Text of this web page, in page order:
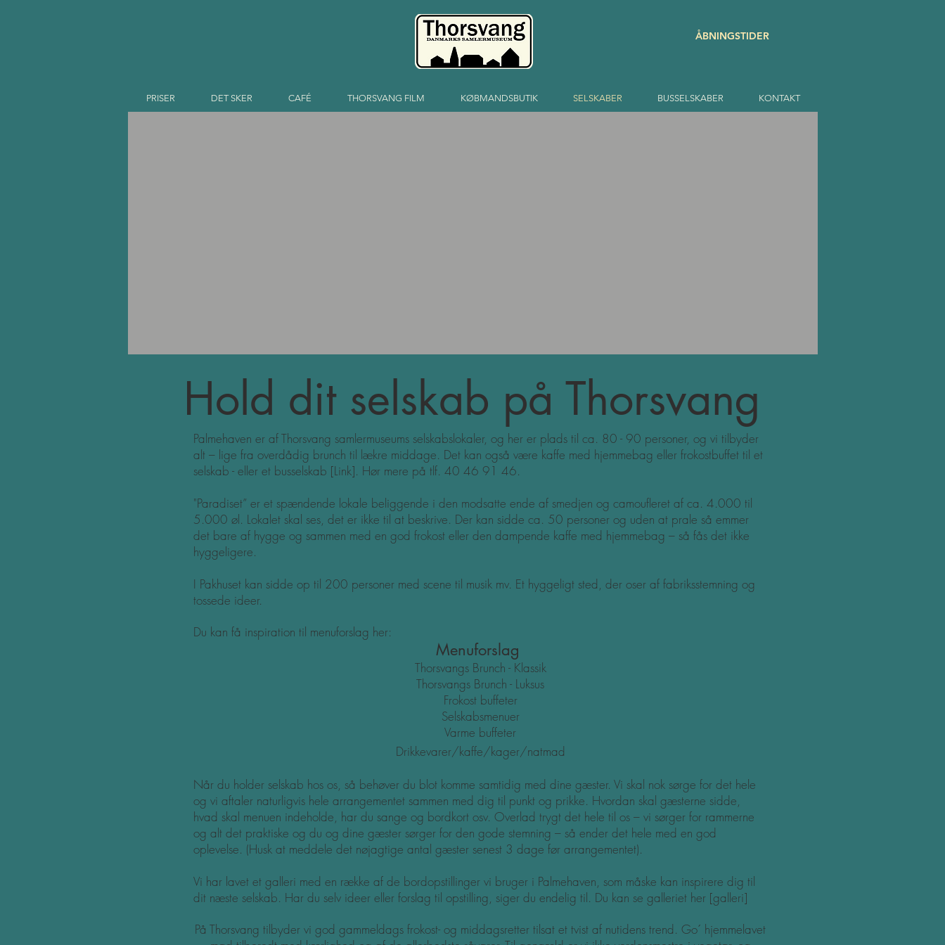
ÅBNINGSTIDER
PRISER DET SKER CAFÉ THORSVANG FILM KØBMANDSBUTIK SELSKABER BUSSELSKABER KONTAKT
Hold dit selskab på Thorsvang
Palmehaven er af Thorsvang samlermuseums selskabslokaler, og her er plads til ca. 80 - 90 personer, og vi tilbyder
alt – lige fra overdådig brunch til lækre middage. Det kan også være kaffe med hjemmebag eller frokostbuffet til et
selskab - eller et busselskab [Link]. Hør mere på tlf. 40 46 91 46.
"Paradiset” er et spændende lokale beliggende i den modsatte ende af smedjen og camoufleret af ca. 4.000 til
5.000 øl. Lokalet skal ses, det er ikke til at beskrive. Der kan sidde ca. 50 personer og uden at prale så emmer
det bare af hygge og sammen med en god frokost eller den dampende kaffe med hjemmebag – så fås det ikke
hyggeligere.
I Pakhuset kan sidde op til 200 personer med scene til musik mv. Et hyggeligt sted, der oser af fabriksstemning og
tossede ideer.
Du kan få inspiration til menuforslag her:
Menuforslag
Thorsvangs Brunch - Klassik
Thorsvangs Brunch - Luksus
Frokost buffeter
Selskabsmenuer
Varme buffeter
Drikkevarer/kaffe/kager/natmad
Når du holder selskab hos os, så behøver du blot komme samtidig med dine gæster. Vi skal nok sørge for det hele
og vi aftaler naturligvis hele arrangementet sammen med dig til punkt og prikke. Hvordan skal gæsterne sidde,
hvad skal menuen indeholde, har du sange og bordkort osv. Overlad trygt det hele til os – vi sørger for rammerne
og alt det praktiske og du og dine gæster sørger for den gode stemning – så ender det hele med en god
oplevelse. (Husk at meddele det nøjagtige antal gæster senest 3 dage før arrangementet).
Vi har lavet et galleri med en række af de bordopstillinger vi bruger i Palmehaven, som måske kan inspirere dig til
dit næste selskab. Har du selv ideer eller forslag til opstilling, siger du endelig til. Du kan se galleriet her [galleri]
På Thorsvang tilbyder vi god gammeldags frokost- og middagsretter tilsat et tvist af nutidens trend. Go´ hjemmelavet